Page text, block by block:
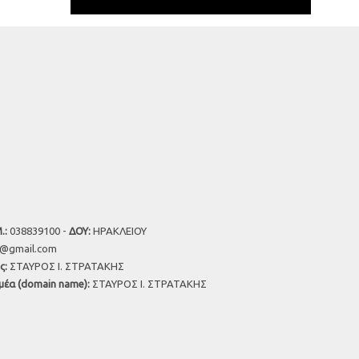
038839100 - ΔΟΥ: ΗΡΑΚΛΕΙΟΥ
ΣΤΑΥΡΟΣ Ι. ΣΤΡΑΤΑΚΗΣ
(domain name): ΣΤΑΥΡΟΣ Ι. ΣΤΡΑΤΑΚΗΣ